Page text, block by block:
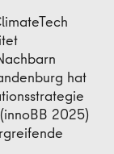
hat
2025)